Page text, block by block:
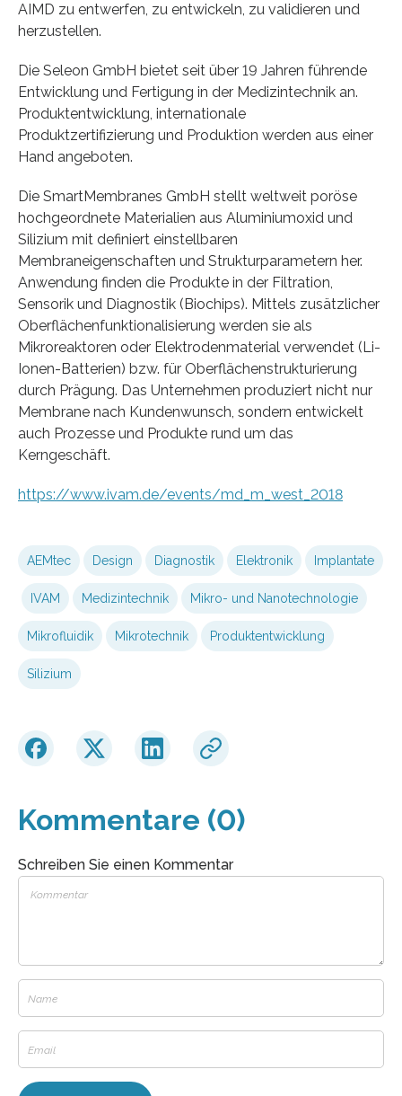
AIMD zu entwerfen, zu entwickeln, zu validieren und
herzustellen.
Die Seleon GmbH bietet seit über 19 Jahren führende
Entwicklung und Fertigung in der Medizintechnik an.
Produktentwicklung, internationale
Produktzertifizierung und Produktion werden aus einer
Hand angeboten.
Die SmartMembranes GmbH stellt weltweit poröse
hochgeordnete Materialien aus Aluminiumoxid und
Silizium mit definiert einstellbaren
Membraneigenschaften und Strukturparametern her.
Anwendung finden die Produkte in der Filtration,
Sensorik und Diagnostik (Biochips). Mittels zusätzlicher
Oberflächenfunktionalisierung werden sie als
Mikroreaktoren oder Elektrodenmaterial verwendet (Li-
Ionen-Batterien) bzw. für Oberflächenstrukturierung
durch Prägung. Das Unternehmen produziert nicht nur
Membrane nach Kundenwunsch, sondern entwickelt
auch Prozesse und Produkte rund um das
Kerngeschäft.
https://www.ivam.de/events/md_m_west_2018
AEMtec Design Diagnostik Elektronik Implantate
IVAM Medizintechnik Mikro- und Nanotechnologie
Mikrofluidik Mikrotechnik Produktentwicklung
Silizium
Kommentare (0)
Schreiben Sie einen Kommentar